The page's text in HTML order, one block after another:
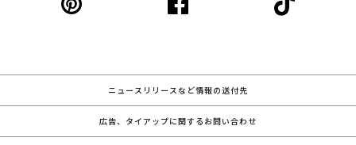
ニュースリリースなど情報の送付先
広告、タイアップに関するお問い合わせ